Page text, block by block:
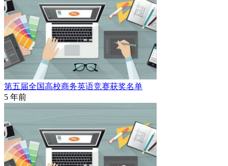
第五届全国高校商务英语竞赛获奖名单
5 年前